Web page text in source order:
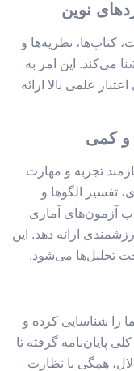
نوین
کتاب‌ها، نظریه‌ها و
می‌کند. این امر به
علمی بالا ارائه
و کمی
تجربه و مهارت
تفسیر الگوها و
آزمون‌های آماری
ارائه دهد. این
تحلیل‌ها می‌شود.
را شناسایی کرده و
پایان‌نامه گرفته تا
همگی با نظارت